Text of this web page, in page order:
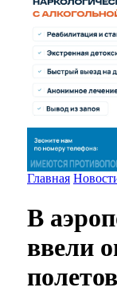
Главная
В
ввели
полетов